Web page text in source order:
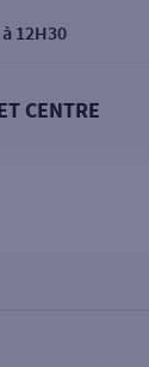
12H30
CENTRE